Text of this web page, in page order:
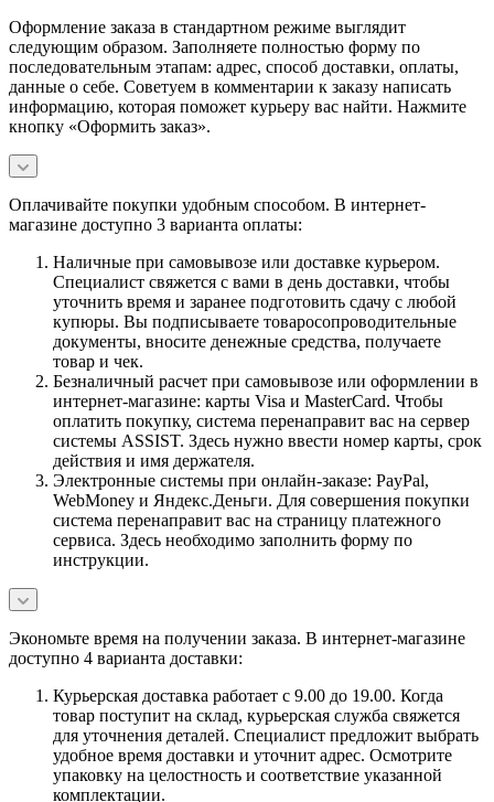
Оформление заказа в стандартном режиме выглядит
следующим образом. Заполняете полностью форму по
последовательным этапам: адрес, способ доставки, оплаты,
данные о себе. Советуем в комментарии к заказу написать
информацию, которая поможет курьеру вас найти. Нажмите
кнопку «Оформить заказ».
Оплачивайте покупки удобным способом. В интернет-
магазине доступно 3 варианта оплаты:
Наличные при самовывозе или доставке курьером.
Специалист свяжется с вами в день доставки, чтобы
уточнить время и заранее подготовить сдачу с любой
купюры. Вы подписываете товаросопроводительные
документы, вносите денежные средства, получаете
товар и чек.
Безналичный расчет при самовывозе или оформлении в
интернет-магазине: карты Visa и MasterCard. Чтобы
оплатить покупку, система перенаправит вас на сервер
системы ASSIST. Здесь нужно ввести номер карты, срок
действия и имя держателя.
Электронные системы при онлайн-заказе: PayPal,
WebMoney и Яндекс.Деньги. Для совершения покупки
система перенаправит вас на страницу платежного
сервиса. Здесь необходимо заполнить форму по
инструкции.
Экономьте время на получении заказа. В интернет-магазине
доступно 4 варианта доставки:
Курьерская доставка работает с 9.00 до 19.00. Когда
товар поступит на склад, курьерская служба свяжется
для уточнения деталей. Специалист предложит выбрать
удобное время доставки и уточнит адрес. Осмотрите
упаковку на целостность и соответствие указанной
комплектации.